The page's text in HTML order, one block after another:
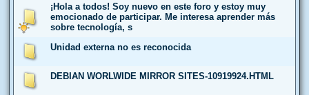
¡Hola a todos! Soy nuevo en este foro y estoy muy
emocionado de participar. Me interesa aprender más
sobre tecnología, s
Unidad externa no es reconocida
DEBIAN WORLWIDE MIRROR SITES-10919924.HTML